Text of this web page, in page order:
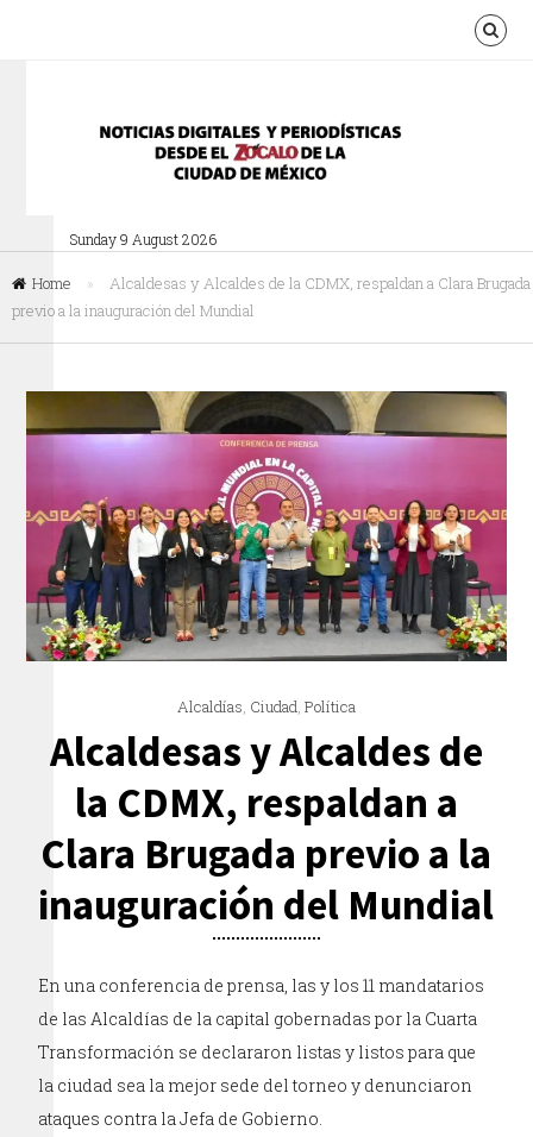
Sunday 9 August 2026
Home »
Alcaldesas y Alcaldes de la CDMX, respaldan a Clara Brugada
previo a la inauguración del Mundial
Alcaldías, Ciudad, Política
Alcaldesas y Alcaldes de
la CDMX, respaldan a
Clara Brugada previo a la
inauguración del Mundial
En una conferencia de prensa, las y los 11 mandatarios
de las Alcaldías de la capital gobernadas por la Cuarta
Transformación se declararon listas y listos para que
la ciudad sea la mejor sede del torneo y denunciaron
ataques contra la Jefa de Gobierno.